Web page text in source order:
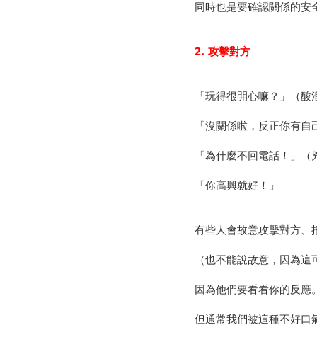
同時也是要確認關係的安
2. 攻擊對方
「玩得很開心嘛？」（酸
「沒關係啦，反正你有
「為什麼不回電話！」（
「你高興就好！」
有些人會故意攻擊對方、
（也不能說故意，因為
因為他們要看看你的反應
但通常我們被這種不好口